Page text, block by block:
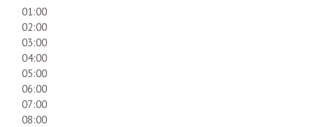
01:00
02:00
03:00
04:00
05:00
06:00
07:00
08:00